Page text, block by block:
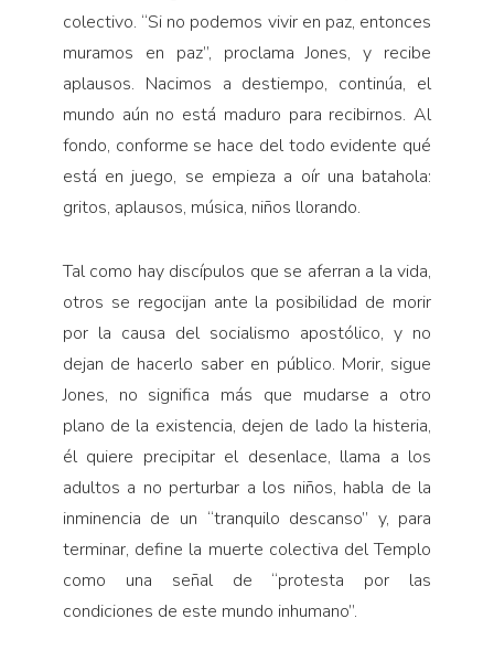
colectivo. “Si no podemos vivir en paz, entonces
muramos en paz”, proclama Jones, y recibe
aplausos. Nacimos a destiempo, continúa, el
mundo aún no está maduro para recibirnos. Al
fondo, conforme se hace del todo evidente qué
está en juego, se empieza a oír una batahola:
gritos, aplausos, música, niños llorando.
Tal como hay discípulos que se aferran a la vida,
otros se regocijan ante la posibilidad de morir
por la causa del socialismo apostólico, y no
dejan de hacerlo saber en público. Morir, sigue
Jones, no significa más que mudarse a otro
plano de la existencia, dejen de lado la histeria,
él quiere precipitar el desenlace, llama a los
adultos a no perturbar a los niños, habla de la
inminencia de un “tranquilo descanso” y, para
terminar, define la muerte colectiva del Templo
como una señal de “protesta por las
condiciones de este mundo inhumano”.